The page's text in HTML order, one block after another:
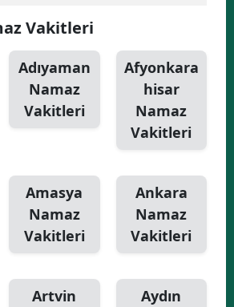
Bartın
Ardahan
Yalova
Karabük
Kilis
Osmaniye
Düzce
Vakitleri
Adıyaman
Namaz
Vakitleri
Afyonkara
hisar
Namaz
Vakitleri
Amasya
Namaz
Vakitleri
Ankara
Namaz
Vakitleri
Artvin
Aydın